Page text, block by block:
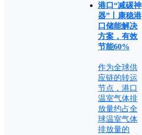
港口“减碳神
器”丨康稳港
口储能解决
方案，有效
节能60%
作为全球供
应链的转运
节点，港口
温室气体排
放量约占全
球温室气体
排放量的